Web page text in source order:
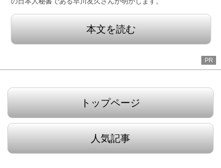
本文を読む
PR
トップページ
人気記事